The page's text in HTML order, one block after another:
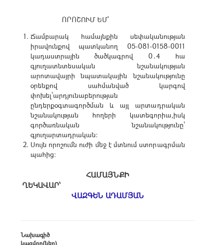
ՈՐՈՇՈՒՄ ԵՄ՝
Ճամբարակ համայնքին սեփականության
իրավունքով պատկանող 05-081-0158-0011
կադաստրային ծածկագրով 0․4 հա
գյուղատնտեսական նշանակության
արոտավայրի նպատակային նշանակությունը
օրենքով սահմանված կարգով
փոխել՝արդյունաբերության
ընդերքօգտագործման և այլ արտադրական
նշանակության հողերի կատեգորիա,իսկ
գործառնական նշանակությունը՝
գյուղարտադրական:
Սույն որոշումն ուժի մեջ է մտնում ստորագրման
պահից:
ՀԱՄԱՅՆՔԻ
ՂԵԿԱՎԱՐ՝
ՎԱԶԳԵՆ ԱԴԱՄՅԱՆ
Նախագիծ
կազմող(ներ)